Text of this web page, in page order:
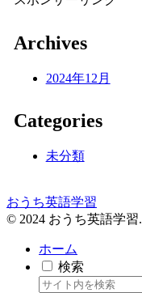
Archives
2024年12月
Categories
未分類
おうち英語学習
© 2024 おうち英語学習.
ホーム
検索